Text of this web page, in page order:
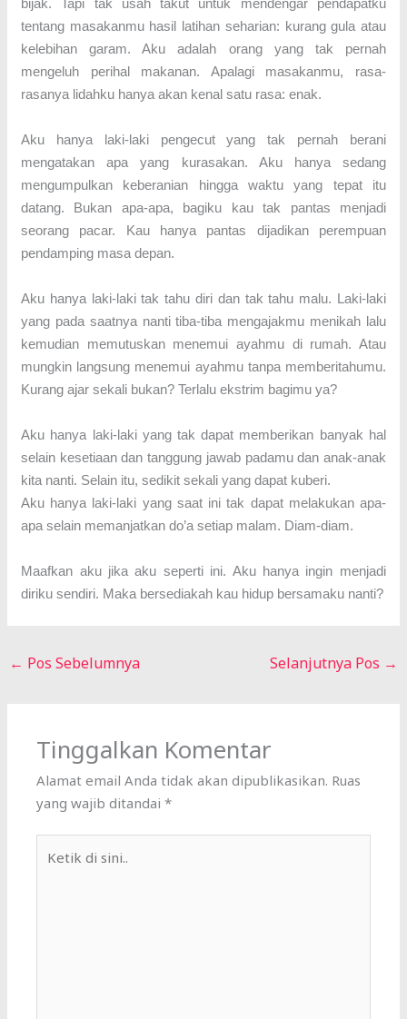
bijak. Tapi tak usah takut untuk mendengar pendapatku
tentang masakanmu hasil latihan seharian: kurang gula atau
kelebihan garam. Aku adalah orang yang tak pernah
mengeluh perihal makanan. Apalagi masakanmu, rasa-
rasanya lidahku hanya akan kenal satu rasa: enak.
Aku hanya laki-laki pengecut yang tak pernah berani
mengatakan apa yang kurasakan. Aku hanya sedang
mengumpulkan keberanian hingga waktu yang tepat itu
datang. Bukan apa-apa, bagiku kau tak pantas menjadi
seorang pacar. Kau hanya pantas dijadikan perempuan
pendamping masa depan.
Aku hanya laki-laki tak tahu diri dan tak tahu malu. Laki-laki
yang pada saatnya nanti tiba-tiba mengajakmu menikah lalu
kemudian memutuskan menemui ayahmu di rumah. Atau
mungkin langsung menemui ayahmu tanpa memberitahumu.
Kurang ajar sekali bukan? Terlalu ekstrim bagimu ya?
Aku hanya laki-laki yang tak dapat memberikan banyak hal
selain kesetiaan dan tanggung jawab padamu dan anak-anak
kita nanti. Selain itu, sedikit sekali yang dapat kuberi.
Aku hanya laki-laki yang saat ini tak dapat melakukan apa-
apa selain memanjatkan do’a setiap malam. Diam-diam.
Maafkan aku jika aku seperti ini. Aku hanya ingin menjadi
diriku sendiri. Maka bersediakah kau hidup bersamaku nanti?
← Pos Sebelumnya Selanjutnya Pos →
Tinggalkan Komentar
Alamat email Anda tidak akan dipublikasikan. Ruas
yang wajib ditandai*